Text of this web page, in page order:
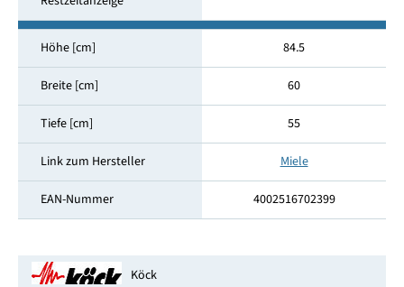
Höhe [cm] 84.5
Breite [cm] 60
Tiefe [cm] 55
Link zum Hersteller Miele
EAN-Nummer 4002516702399
Köck